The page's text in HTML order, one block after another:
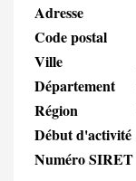
Adresse
Code postal
Ville
Département
Région
Début d'activité
Numéro SIRET